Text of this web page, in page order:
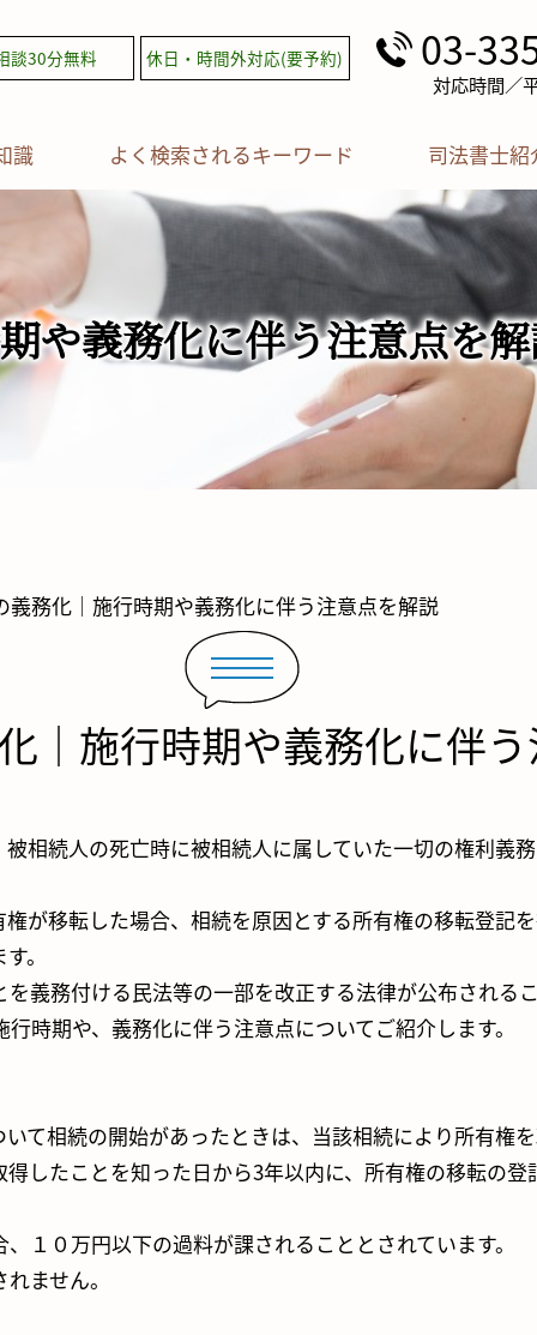
や義務化に伴う注意点を
談30分無料 休日・時間外対応(要予約) 03-
対応時間／
識 よく検索されるキーワード 司法書士紹
義務化｜施行時期や義務化に伴う注意点を解説
｜施行時期や義務化に伴
相続人の死亡時に被相続人に属していた一切の権利義
が移転した場合、相続を原因とする所有権の移転登記
。
義務付ける民法等の一部を改正する法律が公布されるこ
時期や、義務化に伴う注意点についてご紹介します。
て相続の開始があったときは、当該相続により所有権
したことを知った日から3年以内に、所有権の移転の
１０万円以下の過料が課されることとされています。
ません。